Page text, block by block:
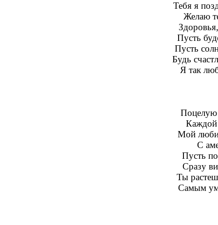
Тебя я
Желаю
Пусть
Пусть
Будь
Я так
Поцелую
Каждой
Мой
С
Пусть
Сразу
Ты
Самым